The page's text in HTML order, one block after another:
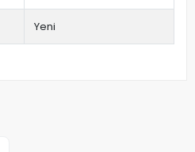
Yeni